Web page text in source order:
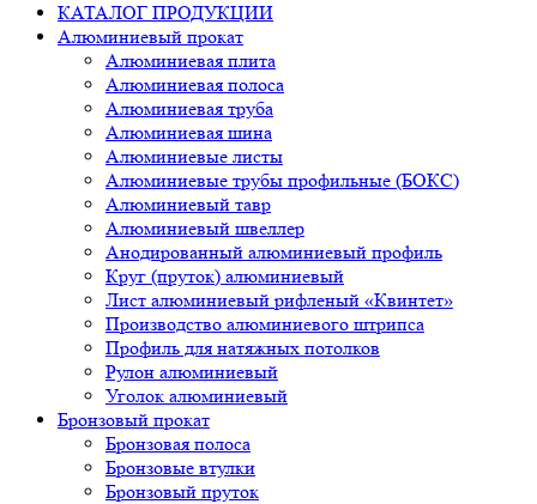
КАТАЛОГ ПРОДУКЦИИ
Алюминиевый прокат
Алюминиевая плита
Алюминиевая полоса
Алюминиевая труба
Алюминиевая шина
Алюминиевые листы
Алюминиевые трубы профильные (БОКС)
Алюминиевый тавр
Алюминиевый швеллер
Анодированный алюминиевый профиль
Круг (пруток) алюминиевый
Лист алюминиевый рифленый «Квинтет»
Производство алюминиевого штрипса
Профиль для натяжных потолков
Рулон алюминиевый
Уголок алюминиевый
Бронзовый прокат
Бронзовая полоса
Бронзовые втулки
Бронзовый пруток